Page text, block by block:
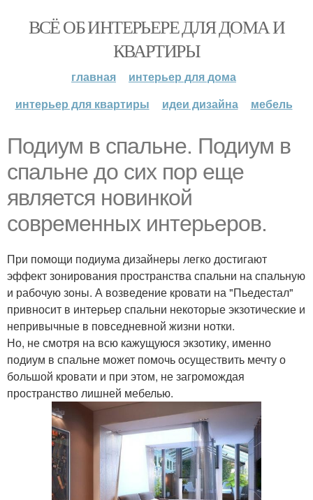
ВСЁ ОБ ИНТЕРЬЕРЕ ДЛЯ ДОМА И
КВАРТИРЫ
главная
интерьер для дома
интерьер для квартиры
идеи дизайна мебель
Подиум в спальне. Подиум в
спальне до сих пор еще
является новинкой
современных интерьеров.
При помощи подиума дизайнеры легко достигают
эффект зонирования пространства спальни на спальную
и рабочую зоны. А возведение кровати на "Пьедестал"
привносит в интерьер спальни некоторые экзотические и
непривычные в повседневной жизни нотки.
Но, не смотря на всю кажущуюся экзотику, именно
подиум в спальне может помочь осуществить мечту о
большой кровати и при этом, не загромождая
пространство лишней мебелью.